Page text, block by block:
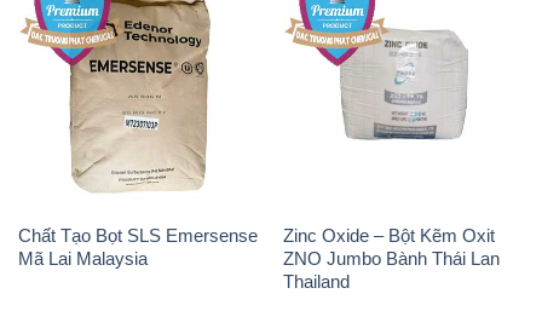
Chất Tạo Bọt SLS Emersense
Mã Lai Malaysia
Zinc Oxide – Bột Kẽm Oxit
ZNO Jumbo Bành Thái Lan
Thailand